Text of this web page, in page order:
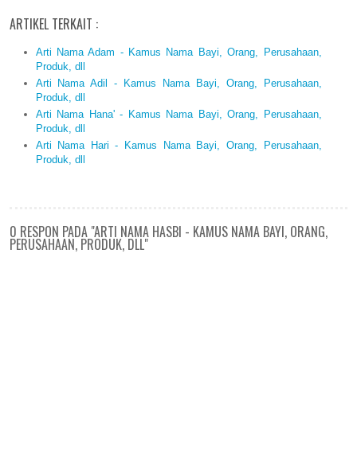
ARTIKEL TERKAIT :
Arti Nama Adam - Kamus Nama Bayi, Orang, Perusahaan,
Produk, dll
Arti Nama Adil - Kamus Nama Bayi, Orang, Perusahaan,
Produk, dll
Arti Nama Hana' - Kamus Nama Bayi, Orang, Perusahaan,
Produk, dll
Arti Nama Hari - Kamus Nama Bayi, Orang, Perusahaan,
Produk, dll
0 RESPON PADA "ARTI NAMA HASBI - KAMUS NAMA BAYI, ORANG,
PERUSAHAAN, PRODUK, DLL"